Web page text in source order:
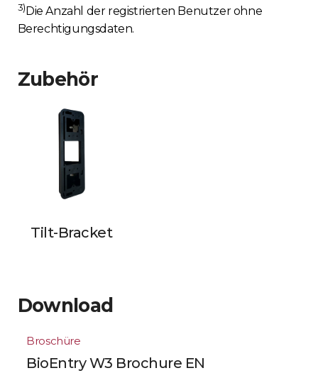
3) Die Anzahl der registrierten Benutzer ohne
Berechtigungsdaten.
Zubehör
Tilt-Bracket
Download
Broschüre
BioEntry W3 Brochure EN